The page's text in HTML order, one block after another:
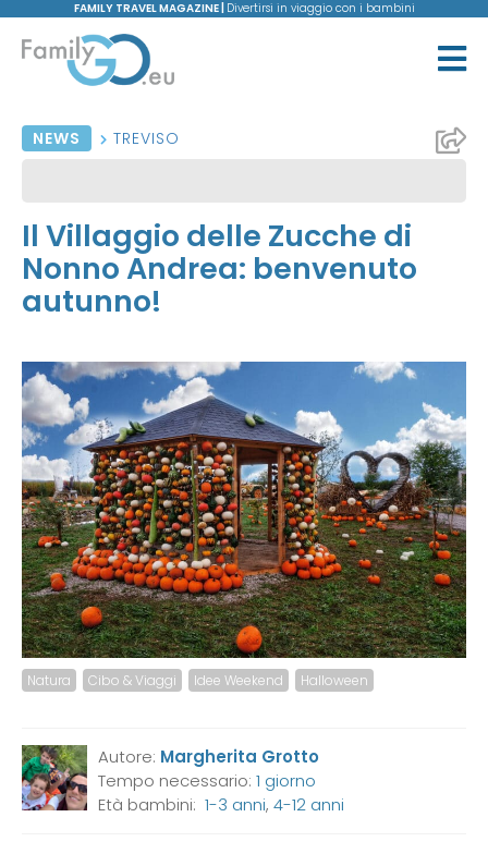
FAMILY TRAVEL MAGAZINE | Divertirsi in viaggio con i bambini
NEWS TREVISO
Il Villaggio delle Zucche di
Nonno Andrea: benvenuto
autunno!
Natura Cibo & Viaggi Idee Weekend Halloween
Autore: Margherita Grotto
Tempo necessario: 1 giorno
Età bambini: 1-3 anni, 4-12 anni